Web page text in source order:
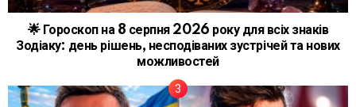
🌟 Гороскоп на 8 серпня 2026 року для всіх знаків
Зодіаку: день рішень, несподіваних зустрічей та нових
можливостей